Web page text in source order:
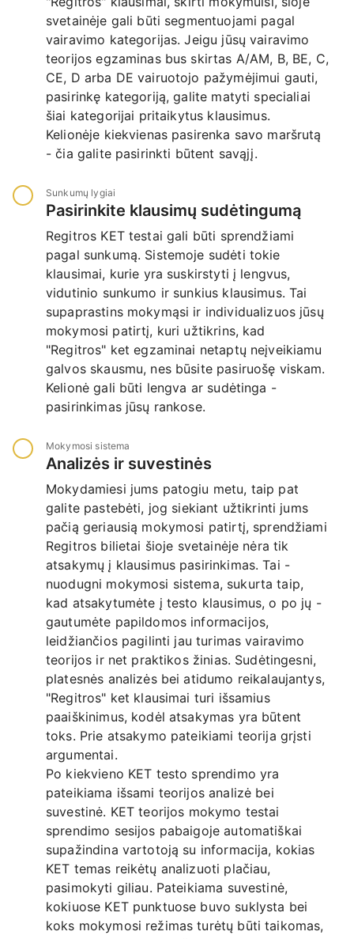
svetainėje gali būti segmentuojami pagal
vairavimo kategorijas. Jeigu jūsų vairavimo
teorijos egzaminas bus skirtas A/AM, B, BE, C,
CE, D arba DE vairuotojo pažymėjimui gauti,
pasirinkę kategoriją, galite matyti specialiai
šiai kategorijai pritaikytus klausimus.
Kelionėje kiekvienas pasirenka savo maršrutą
- čia galite pasirinkti būtent savąjį.
Sunkumų lygiai
Pasirinkite klausimų sudėtingumą
Regitros KET testai gali būti sprendžiami
pagal sunkumą. Sistemoje sudėti tokie
klausimai, kurie yra suskirstyti į lengvus,
vidutinio sunkumo ir sunkius klausimus. Tai
supaprastins mokymąsi ir individualizuos jūsų
mokymosi patirtį, kuri užtikrins, kad
"Regitros" ket egzaminai netaptų neįveikiamu
galvos skausmu, nes būsite pasiruošę viskam.
Kelionė gali būti lengva ar sudėtinga -
pasirinkimas jūsų rankose.
Mokymosi sistema
Analizės ir suvestinės
Mokydamiesi jums patogiu metu, taip pat
galite pastebėti, jog siekiant užtikrinti jums
pačią geriausią mokymosi patirtį, sprendžiami
Regitros bilietai šioje svetainėje nėra tik
atsakymų į klausimus pasirinkimas. Tai -
nuodugni mokymosi sistema, sukurta taip,
kad atsakytumėte į testo klausimus, o po jų -
gautumėte papildomos informacijos,
leidžiančios pagilinti jau turimas vairavimo
teorijos ir net praktikos žinias. Sudėtingesni,
platesnės analizės bei atidumo reikalaujantys,
"Regitros" ket klausimai turi išsamius
paaiškinimus, kodėl atsakymas yra būtent
toks. Prie atsakymo pateikiami teorija grįsti
argumentai.
Po kiekvieno KET testo sprendimo yra
pateikiama išsami teorijos analizė bei
suvestinė. KET teorijos mokymo testai
sprendimo sesijos pabaigoje automatiškai
supažindina vartotoją su informacija, kokias
KET temas reikėtų analizuoti plačiau,
pasimokyti giliau. Pateikiama suvestinė,
kokiuose KET punktuose buvo suklysta bei
koks mokymosi režimas turėtų būti taikomas,